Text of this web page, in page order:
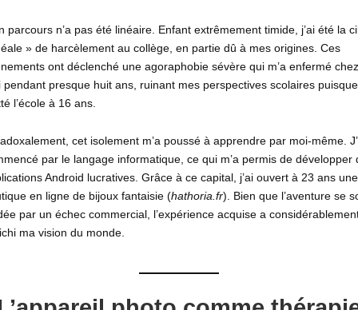
parcours n’a pas été linéaire. Enfant extrêmement timide, j’ai été la
» de harcèlement au collège, en partie dû à mes origines. Ces
ont déclenché une agoraphobie sévère qui m’a enfermé chez
pendant presque huit ans, ruinant mes perspectives scolaires puisque
l’école à 16 ans.
cet isolement m’a poussé à apprendre par moi-même.
par le langage informatique, ce qui m’a permis de développer
Android lucratives. Grâce à ce capital, j’ai ouvert à 23 ans une
en ligne de bijoux fantaisie (hathoria.fr). Bien que l’aventure se
par un échec commercial, l’expérience acquise a
ma vision du monde.